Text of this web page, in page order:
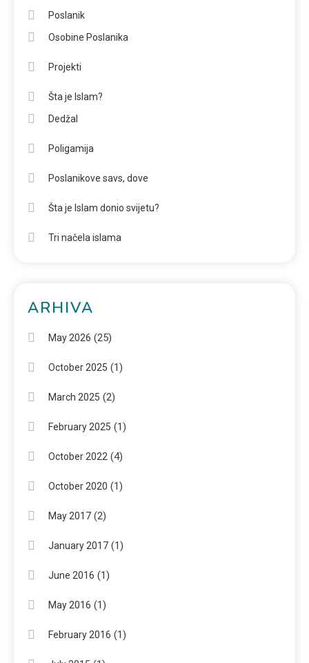
Poslanik
Osobine Poslanika
Projekti
Šta je Islam?
Dedžal
Poligamija
Poslanikove savs, dove
Šta je Islam donio svijetu?
Tri načela islama
ARHIVA
May 2026 (25)
October 2025 (1)
March 2025 (2)
February 2025 (1)
October 2022 (4)
October 2020 (1)
May 2017 (2)
January 2017 (1)
June 2016 (1)
May 2016 (1)
February 2016 (1)